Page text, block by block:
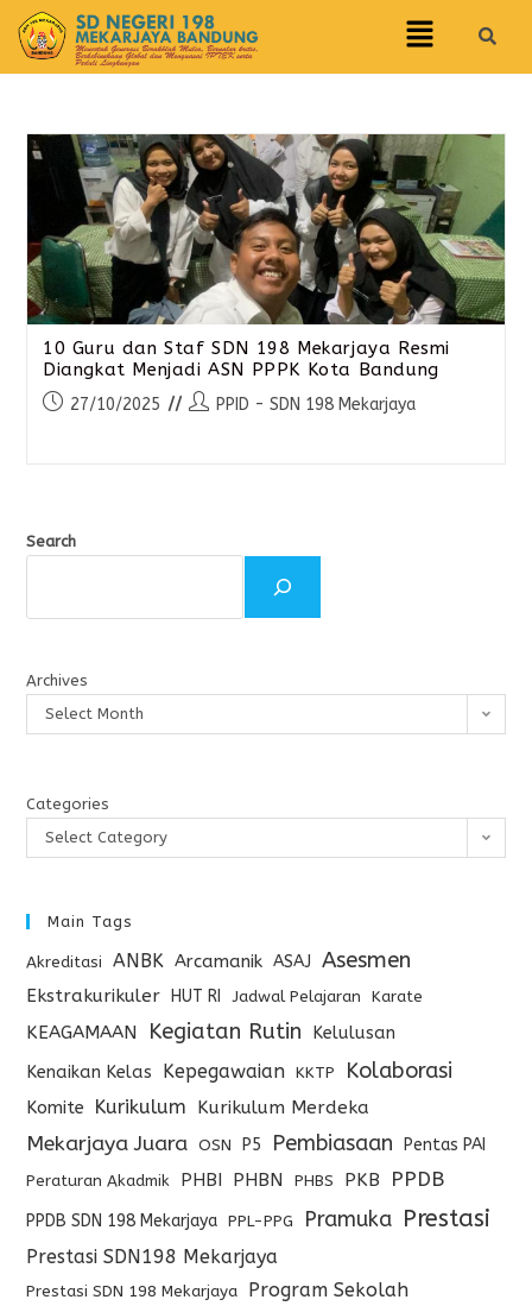
10 Guru dan Staf SDN 198 Mekarjaya Resmi
Diangkat Menjadi ASN PPPK Kota Bandung
27/10/2025 PPID - SDN 198 Mekarjaya
Search
Archives
Select Month
Categories
Select Category
Main Tags
Akreditasi ANBK Arcamanik ASAJ Asesmen
Ekstrakurikuler HUT RI Jadwal Pelajaran Karate
KEAGAMAAN Kegiatan Rutin
Kelulusan
Kenaikan Kelas
Kepegawaian KKTP Kolaborasi
Komite Kurikulum Kurikulum Merdeka
Mekarjaya Juara OSN P5 Pembiasaan Pentas PAI
Peraturan Akadmik PHBI PHBN PHBS PKB PPDB
PPDB SDN 198 Mekarjaya PPL-PPG Pramuka Prestasi
Prestasi SDN198 Mekarjaya
Prestasi SDN 198 Mekarjaya
Program Sekolah